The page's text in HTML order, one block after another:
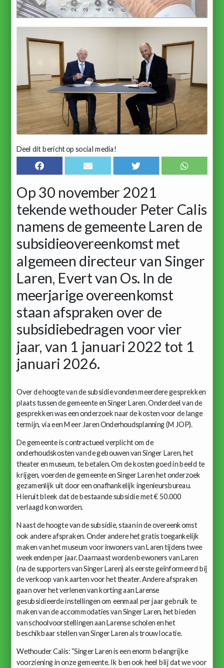
Deel dit bericht op social media!
Op 30 november 2021
tekende wethouder Peter Calis
namens de gemeente Laren de
subsidieovereenkomst met
algemeen directeur van Singer
Laren, Evert van Os. In de
meerjarige overeenkomst
staan afspraken over de
subsidiebedragen voor vier
jaar, van 1 januari 2022 tot 1
januari 2026.
Over de hoogte van de subsidie vonden meerdere gesprekken
plaats tussen de gemeente en Singer Laren. Onderdeel van de
gesprekken was een onderzoek naar de kosten voor de lange
termijn, via een Meer Jaren Onderhoudsplanning (MJOP).
De gemeente is contractueel verplicht om de
onderhoudskosten van de gebouwen van Singer Laren, het
theater en museum, te betalen. Om de kosten goed in beeld te
krijgen, voerden de gemeente en Singer Laren het onderzoek
gezamenlijk uit door een onafhankelijk ingenieursbureau.
Hieruit bleek dat de bestaande subsidie met € 50.000
verlaagd kon worden.
Naast de hoogte van de subsidie, staan in de overeenkomst
ook andere afspraken. Onder andere het gratis toegankelijk
maken van het museum voor inwoners van Laren tijdens twee
weekenden per jaar. Daarnaast worden bewoners van Laren
(na de supporters van Singer Laren) als eerste geïnformeerd bij
de verkoop van kaarten voor het theater. Andere afspraken
gaan over het verlenen van korting aan Larense
gesubsidieerde instellingen om eenmaal per jaar gebruik te
maken van de accommodaties van Singer Laren, het bieden
van schoolvoorstellingen aan Larense scholen en het
beschikbaar stellen van Singer Laren als trouw locatie.
Wethouder Calis: “Singer Laren is een enorm belangrijke
voorziening in onze gemeente. Ik ben ook heel blij dat we voor